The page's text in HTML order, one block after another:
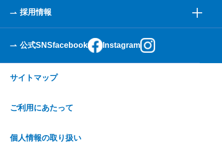
採用情報
公式SNSfacebook Instagram
サイトマップ
ご利用にあたって
個人情報の取り扱い